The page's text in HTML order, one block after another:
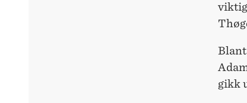
gikk